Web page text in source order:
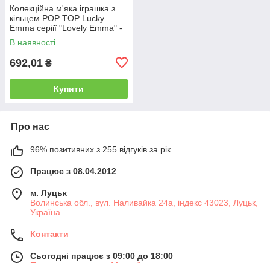
Колекційна м'яка іграшка з
кільцем POP TOP Lucky
Emma серіії "Lovely Emma" -
ЗАЙЧЕНЯТА(дисп., в ас.)
В наявності
692,01 ₴
Купити
Про нас
96% позитивних з 255 відгуків за рік
Працює з 08.04.2012
м. Луцьк
Волинська обл., вул. Наливайка 24а, індекс 43023, Луцьк,
Україна
Контакти
Сьогодні працює з 09:00 до 18:00